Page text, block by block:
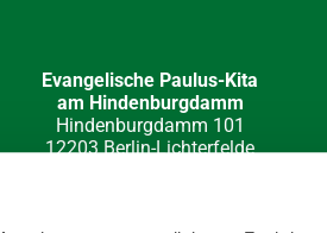
Evangelische Paulus-Kita
am Hindenburgdamm
Hindenburgdamm 101
12203 Berlin-Lichterfelde
Barloschky; Fotos: Hans Werner